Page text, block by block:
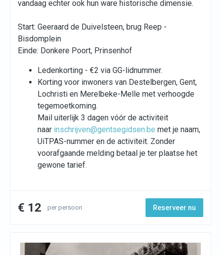
vandaag echter ook hun ware historische dimensie.
Start: Geeraard de Duivelsteen, brug Reep -
Bisdomplein
Einde: Donkere Poort, Prinsenhof
Ledenkorting - €2 via GG-lidnummer.
Korting voor inwoners van Destelbergen, Gent,
Lochristi en Merelbeke-Melle met verhoogde
tegemoetkoming.
Mail uiterlijk 3 dagen vóór de activiteit
naar inschrijven@gentsegidsen.be met je naam,
UiTPAS-nummer en de activiteit. Zonder
voorafgaande melding betaal je ter plaatse het
gewone tarief.
€ 12 per persoon Reserveer nu